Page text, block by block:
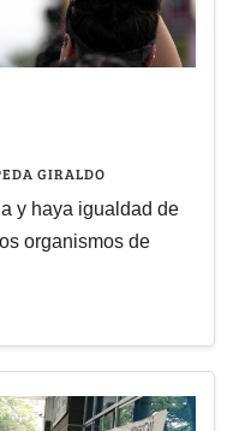
GIRALDO
y haya igualdad de
organismos de